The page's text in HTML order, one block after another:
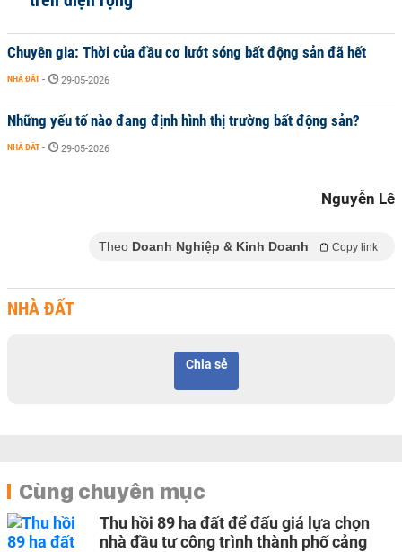
Chuyên gia: Thời của đầu cơ lướt sóng bất động sản đã hết
NHÀ ĐẤT - 29-05-2026
Những yếu tố nào đang định hình thị trường bất động sản?
NHÀ ĐẤT - 29-05-2026
Nguyễn Lê
Theo Doanh Nghiệp & Kinh Doanh Copy link
NHÀ ĐẤT
Chia sẻ
Cùng chuyên mục
Thu hồi 89 ha đất để đấu giá lựa chọn
nhà đầu tư công trình thành phố cảng